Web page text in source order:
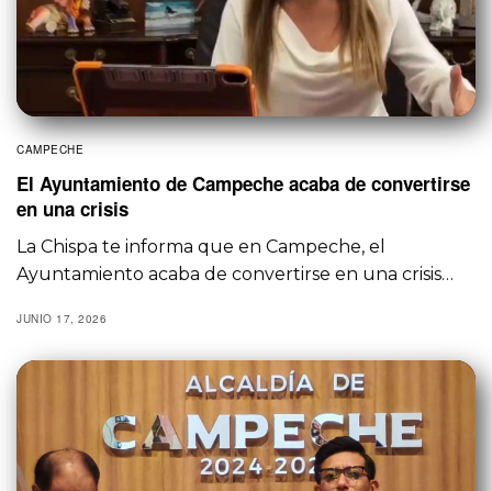
CAMPECHE
El Ayuntamiento de Campeche acaba de convertirse
en una crisis
La Chispa te informa que en Campeche, el
Ayuntamiento acaba de convertirse en una crisis…
JUNIO 17, 2026